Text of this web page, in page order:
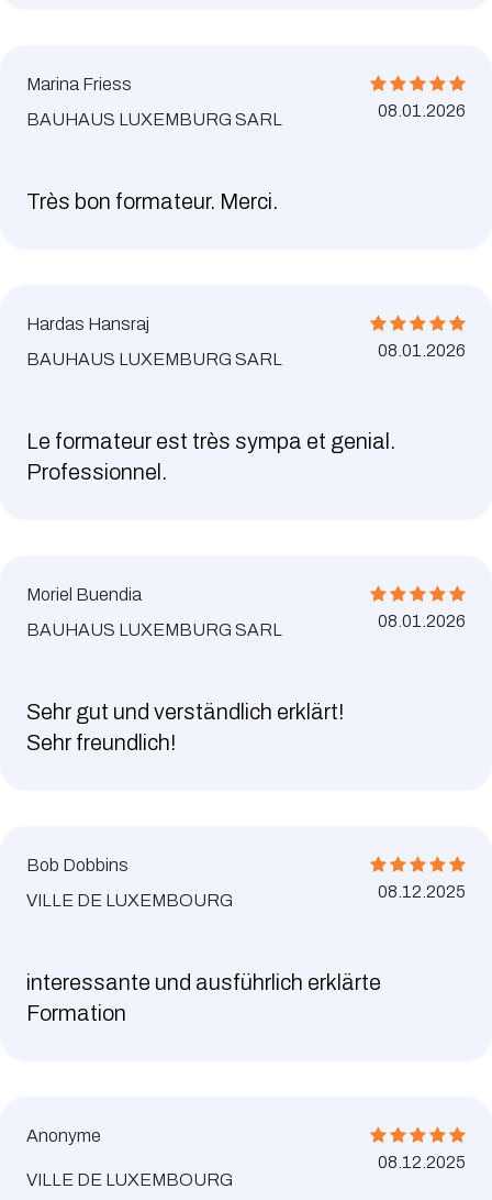
Marina Friess
BAUHAUS LUXEMBURG SARL
08.01.2026
Très bon formateur. Merci.
Hardas Hansraj
BAUHAUS LUXEMBURG SARL
08.01.2026
Le formateur est très sympa et genial.
Professionnel.
Moriel Buendia
BAUHAUS LUXEMBURG SARL
08.01.2026
Sehr gut und verständlich erklärt!
Sehr freundlich!
Bob Dobbins
VILLE DE LUXEMBOURG
08.12.2025
interessante und ausführlich erklärte
Formation
Anonyme
VILLE DE LUXEMBOURG
08.12.2025